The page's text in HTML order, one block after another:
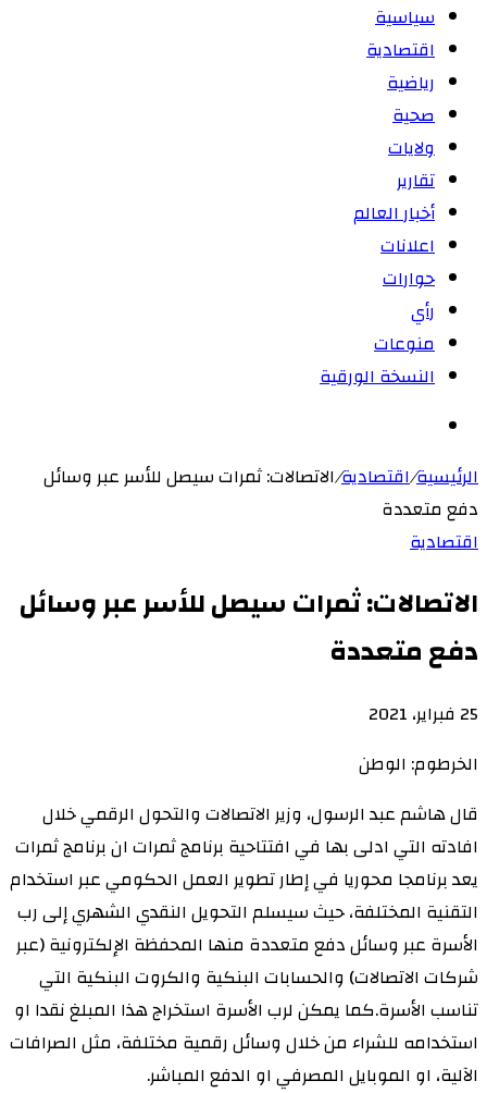
سياسية
اقتصادية
رياضية
صحية
ولايات
تقارير
أخبار العالم
اعلانات
حوارات
رأي
منوعات
النسخة الورقية
الرئيسية/اقتصادية/الاتصالات: ثمرات سيصل للأسر عبر وسائل
دفع متعددة
اقتصادية
الاتصالات: ثمرات سيصل للأسر عبر وسائل
دفع متعددة
25 فبراير، 2021
الخرطوم: الوطن
قال هاشم عبد الرسول، وزير الاتصالات والتحول الرقمي خلال
افادته التي ادلى بها في افتتاحية برنامج ثمرات ان برنامج ثمرات
يعد برنامجا محوريا في إطار تطوير العمل الحكومي عبر استخدام
التقنية المختلفة، حيث سيسلم التحويل النقدي الشهري إلى رب
الأسرة عبر وسائل دفع متعددة منها المحفظة الإلكترونية (عبر
شركات الاتصالات) والحسابات البنكية والكروت البنكية التي
تناسب الأسرة.كما يمكن لرب الأسرة استخراج هذا المبلغ نقدا او
استخدامه للشراء من خلال وسائل رقمية مختلفة، مثل الصرافات
الآلية، او الموبايل المصرفي او الدفع المباشر.